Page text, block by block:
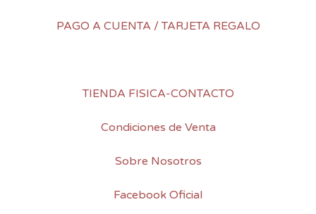
PAGO A CUENTA / TARJETA REGALO
TIENDA FISICA-CONTACTO
Condiciones de Venta
Sobre Nosotros
Facebook Oficial